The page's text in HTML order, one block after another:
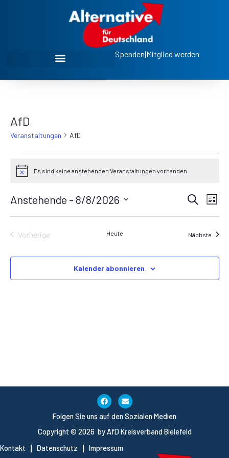
Spenden|Mitglied werden
AfD
Veranstaltungen AfD
HinweisEs sind keine anstehenden Veranstaltungen vorhanden.
und
Suche
Liste
Anstehende - 8/8/2026
wählen.
VorherigeVeranstaltungen Heute Nächste
Kalender abonnieren
Copyright © 2026 by AfD Kreisverband Bielefeld
Kontakt
Datenschutz Impressum
Folgen Sie uns auf den Sozialen Medien